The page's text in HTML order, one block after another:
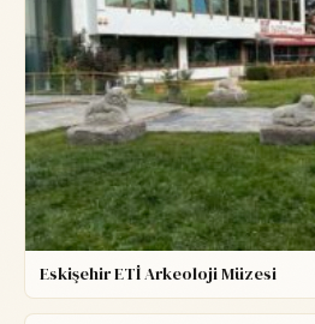
Eskişehir ETİ Arkeoloji Müzesi